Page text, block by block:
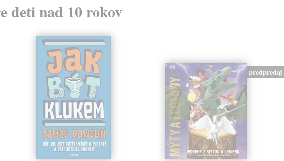
deti nad 10 rokov
predpredaj